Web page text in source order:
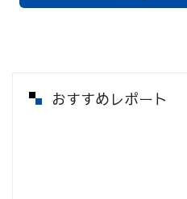
おすすめレポート